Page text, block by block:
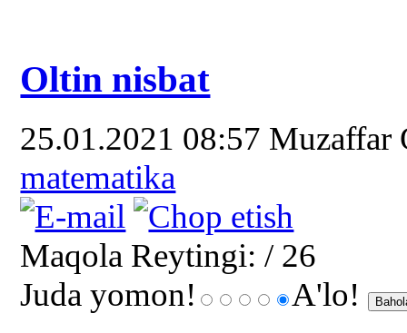
Oltin nisbat
25.01.2021 08:57 Muzaffar
matematika
Maqola Reytingi: / 26
Juda yomon!
A'lo!